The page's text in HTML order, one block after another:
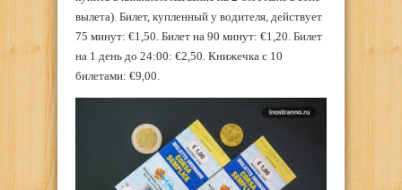
вылета). Билет, купленный у водителя, действует
75 минут: €1,50. Билет на 90 минут: €1,20. Билет
на 1 день до 24:00: €2,50. Книжечка с 10
билетами: €9,00.